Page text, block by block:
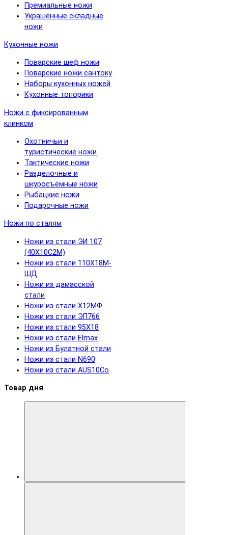
Премиальные ножи
Украшенные складные
ножи
Кухонные ножи
Поварские шеф ножи
Поварские ножи сантоку
Наборы кухонных ножей
Кухонные топорики
Ножи с фиксированным
клинком
Охотничьи и
туристические ножи
Тактические ножи
Разделочные и
шкуросъёмные ножи
Рыбацкие ножи
Подарочные ножи
Ножи по сталям
Ножи из стали ЭИ 107
(40Х10С2М)
Ножи из стали 110Х18М-
ШД
Ножи из дамасской
стали
Ножи из стали Х12МФ
Ножи из стали ЭП766
Ножи из стали 95Х18
Ножи из стали Elmax
Ножи из Булатной стали
Ножи из стали N690
Ножи из стали AUS10Co
Товар дня